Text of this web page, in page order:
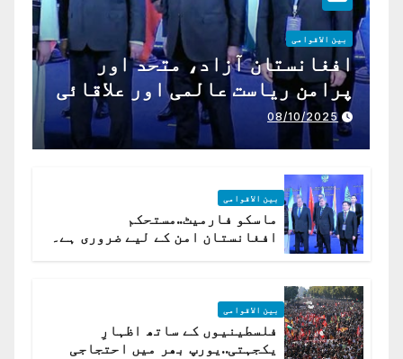
بین الاقوامی
افغانستان آزاد، متحد اور
پرامن ریاست عالمی اور علاقائی
تعاون کے لیے ناگزیر ہے
08/10/2025
بین الاقوامی
ماسکو فارمیٹ..مستحکم
افغانستان امن کے لیے ضروری ہے۔
بین الاقوامی
فلسطینیوں کے ساتھ اظہارِ
یکجہتی..یورپ بھر میں احتجاجی